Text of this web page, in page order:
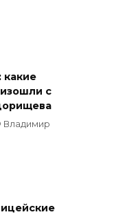
какие
с
Владимир